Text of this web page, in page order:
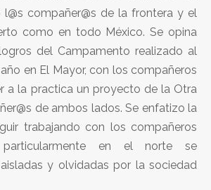
compañer@s de la frontera y el
como en todo México. Se opina
del Campamento realizado al
en El Mayor, con los compañeros
a la practica un proyecto de la Otra
de ambos lados. Se enfatizo la
trabajando con los compañeros
particularmente en el norte se
y olvidadas por la sociedad